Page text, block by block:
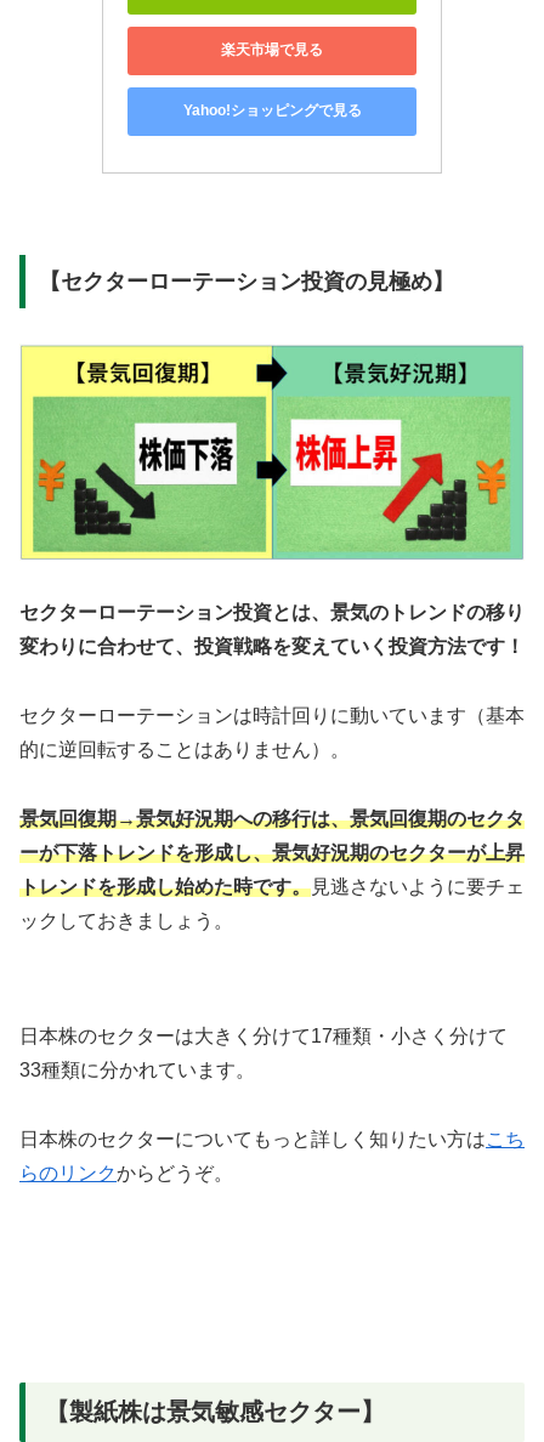
楽天市場で見る
Yahoo!ショッピングで見る
【セクターローテーション投資の見極め】
セクターローテーション投資とは、景気のトレンドの移り
変わりに合わせて、投資戦略を変えていく投資方法です！
セクターローテーションは時計回りに動いています（基本
的に逆回転することはありません）。
景気回復期→景気好況期への移行は、景気回復期のセクタ
ーが下落トレンドを形成し、景気好況期のセクターが上昇
トレンドを形成し始めた時です。見逃さないように要チェ
ックしておきましょう。
日本株のセクターは大きく分けて17種類・小さく分けて
33種類に分かれています。
日本株のセクターについてもっと詳しく知りたい方はこち
らのリンクからどうぞ。
【製紙株は景気敏感セクター】